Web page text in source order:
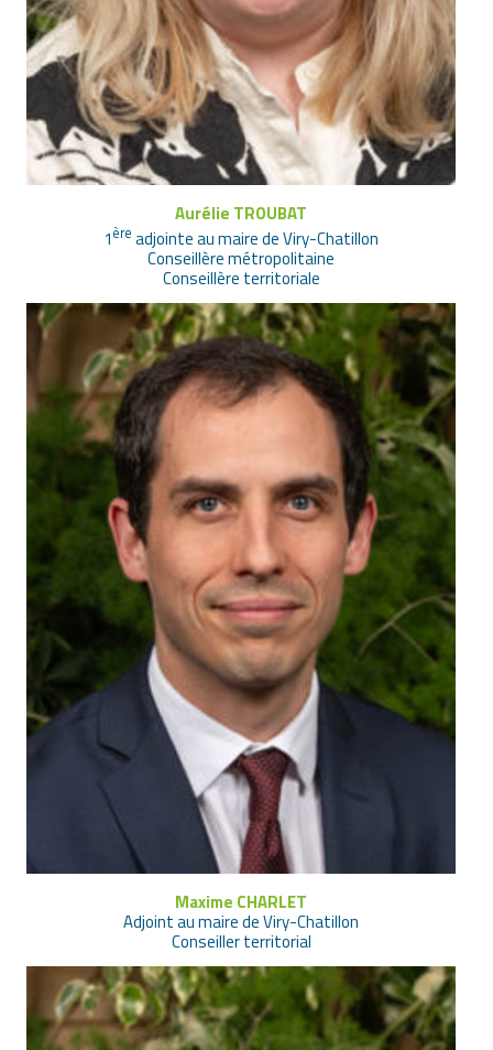
Aurélie TROUBAT
1ère adjointe au maire de Viry-Chatillon
Conseillère métropolitaine
Conseillère territoriale
Maxime CHARLET
Adjoint au maire de Viry-Chatillon
Conseiller territorial